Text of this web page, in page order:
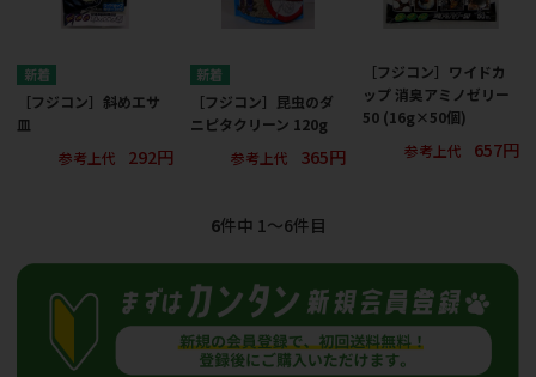
［フジコン］斜めエサ
皿
参考上代
292円
［フジコン］昆虫のダ
ニピタクリーン 120g
参考上代
365円
［フジコン］ワイドカ
ップ 消臭アミノゼリー
50 (16g×50個)
参考上代
657円
6件中 1〜6件目